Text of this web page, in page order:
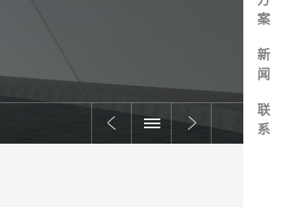
案
新
闻
联
系